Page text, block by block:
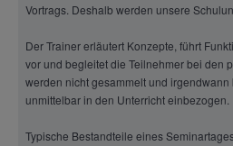
Vortrags. Deshalb werden unsere
Der Trainer erläutert Konzepte, führt
vor und begleitet die Teilnehmer bei den
werden nicht gesammelt und irgendwann
unmittelbar in den Unterricht einbezogen.
Typische Bestandteile eines